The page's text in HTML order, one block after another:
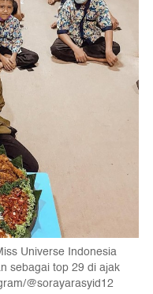
Universe Indonesia
sebagai top 29 di ajak
@sorayarasyid12